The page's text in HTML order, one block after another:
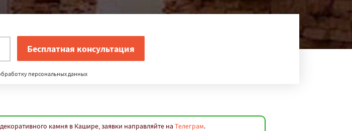
персональных данных
камня в Кашире, заявки направляйте на Телеграм.